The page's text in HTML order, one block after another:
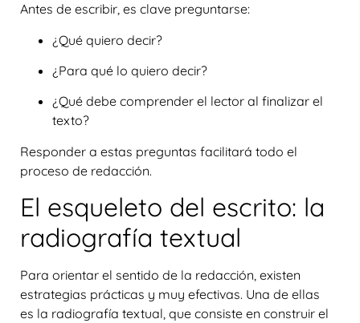
Antes de escribir, es clave preguntarse:
¿Qué quiero decir?
¿Para qué lo quiero decir?
¿Qué debe comprender el lector al finalizar el
texto?
Responder a estas preguntas facilitará todo el
proceso de redacción.
El esqueleto del escrito: la
radiografía textual
Para orientar el sentido de la redacción, existen
estrategias prácticas y muy efectivas. Una de ellas
es la radiografía textual, que consiste en construir el